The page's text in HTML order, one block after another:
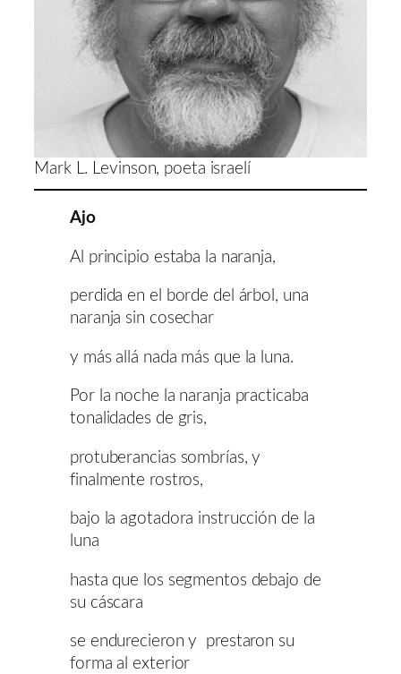
Mark L. Levinson, poeta israelí
Ajo
Al principio estaba la naranja,
perdida en el borde del árbol, una
naranja sin cosechar
y más allá nada más que la luna.
Por la noche la naranja practicaba
tonalidades de gris,
protuberancias sombrías, y
finalmente rostros,
bajo la agotadora instrucción de la
luna
hasta que los segmentos debajo de
su cáscara
se endurecieron y prestaron su
forma al exterior